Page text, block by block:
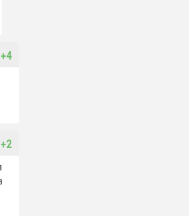
+4
+2